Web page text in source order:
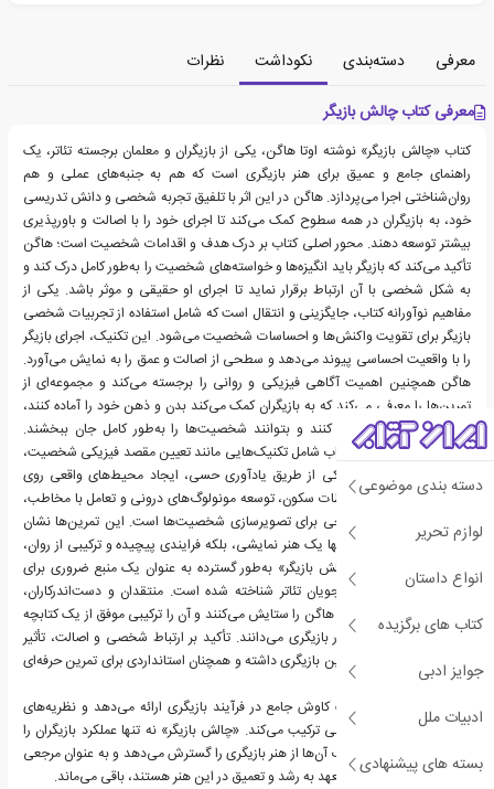
دسته بندی موضوعی
لوازم تحریر
انواع داستان
کتاب های برگزیده
جوایز ادبی
ادبیات ملل
بسته های پیشنهادی
معرفی دسته‌بندی نکوداشت
نظرات
معرفی کتاب چالش بازیگر
کتاب «چالش بازیگر» نوشته اوتا هاگن، یکی از بازیگران و معلمان برجسته تئاتر، یک
راهنمای جامع و عمیق برای هنر بازیگری است که هم به جنبه‌های عملی و هم
روان‌شناختی اجرا می‌پردازد. هاگن در این اثر با تلفیق تجربه شخصی و دانش تدریسی
خود، به بازیگران در همه سطوح کمک می‌کند تا اجرای خود را با اصالت و باورپذیری
بیشتر توسعه دهند. محور اصلی کتاب بر درک هدف و اقدامات شخصیت است؛ هاگن
تأکید می‌کند که بازیگر باید انگیزه‌ها و خواسته‌های شخصیت را به‌طور کامل درک کند و
به شکل شخصی با آن ارتباط برقرار نماید تا اجرای او حقیقی و موثر باشد. یکی از
مفاهیم نوآورانه کتاب، جایگزینی و انتقال است که شامل استفاده از تجربیات شخصی
بازیگر برای تقویت واکنش‌ها و احساسات شخصیت می‌شود. این تکنیک، اجرای بازیگر
را با واقعیت احساسی پیوند می‌دهد و سطحی از اصالت و عمق را به نمایش می‌آورد.
هاگن همچنین اهمیت آگاهی فیزیکی و روانی را برجسته می‌کند و مجموعه‌ای از
تمرین‌ها را معرفی می‌کند که به بازیگران کمک می‌کند بدن و ذهن خود را آماده کنند،
حس‌های خود را تقویت کنند و بتوانند شخصیت‌ها را به‌طور کامل جان ببخشند.
تمرین‌های ارائه‌شده در کتاب شامل تکنیک‌هایی مانند تعیین مقصد فیزیکی شخصیت،
بازآفرینی احساسات فیزیکی از طریق یادآوری حسی، ایجاد محیط‌های واقعی روی
صحنه، حفظ تمرکز در لحظات سکون، توسعه مونولوگ‌های درونی و تعامل با مخاطب،
و بهره‌گیری از تخیل تاریخی برای تصویرسازی شخصیت‌ها است. این تمرین‌ها نشان
می‌دهند که بازیگری نه تنها یک هنر نمایشی، بلکه فرایندی پیچیده و ترکیبی از روان،
جسم و تخیل است. «چالش بازیگر» به‌طور گسترده به عنوان یک منبع ضروری برای
بازیگران حرفه‌ای و دانشجویان تئاتر شناخته شده است. منتقدان و دست‌اندرکاران،
راهنمایی روشن و روشنگر هاگن را ستایش می‌کنند و آن را ترکیبی موفق از یک کتابچه
عملی و کاوش فلسفی در بازیگری می‌دانند. تأکید بر ارتباط شخصی و اصالت، تأثیر
ماندگاری بر آموزش و تمرین بازیگری داشته و همچنان استانداردی برای تمرین حرفه‌ای
محسوب می‌شود.
در نهایت، این کتاب یک کاوش جامع در فرآیند بازیگری ارائه می‌دهد و نظریه‌های
عمیق را با تمرین‌های عملی ترکیب می‌کند. «چالش بازیگر» نه تنها عملکرد بازیگران را
بهبود می‌بخشد، بلکه درک آن‌ها از هنر بازیگری را گسترش می‌دهد و به عنوان مرجعی
ضروری برای کسانی که متعهد به رشد و تعمیق در این هنر هستند، باقی می‌ماند.